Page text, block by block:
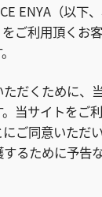
ENYA（以
をご利用頂くお
だくために、
当サイトをご
ご同意いただ
るために予告